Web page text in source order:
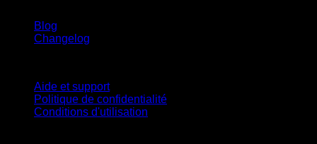
Blog
Changelog
Aide et support
Politique de confidentialité
Conditions d'utilisation